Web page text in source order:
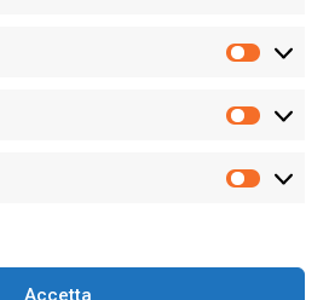
Accetta
09013 Carbonia